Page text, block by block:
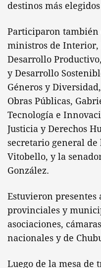
destinos más
Participaron también
ministros de Interior,
Desarrollo
y Desarrollo
Géneros y
Obras Públicas,
Tecnología e
Justicia y Derechos
secretario general
Vitobello, y la
González.
Estuvieron
provinciales y
asociaciones,
nacionales y de
Luego de la mesa de